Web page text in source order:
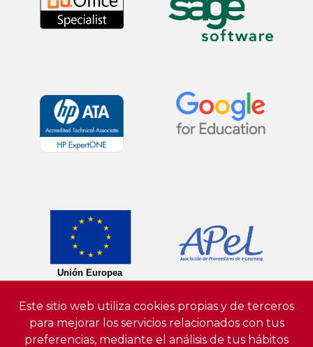
Este sitio web utiliza cookies propias y de terceros
para mejorar los servicios relacionados con tus
preferencias, mediante el análisis de tus hábitos